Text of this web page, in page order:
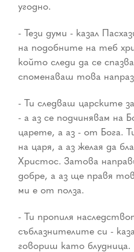
угодно.
- Тези думи - казал
на подобните на теб
който следи да се
споменаваш това
- Ти следваш царските
- а аз се подчинявам на
царете, а аз - от Бога.
на царя, а аз желая да
Христос. Затова
добре, а аз ще правя
ми е от полза.
- Ти пропиля
съблазнителите си -
говориш като блудница.